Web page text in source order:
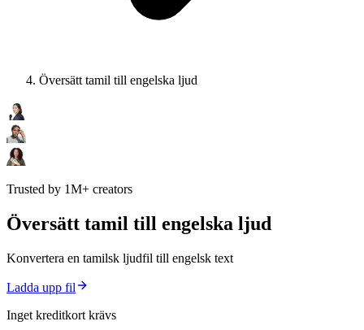
Översätt tamil till engelska ljud
Trusted by 1M+ creators
Översätt tamil till engelska ljud
Konvertera en tamilsk ljudfil till engelsk text
Ladda upp fil
Inget kreditkort krävs